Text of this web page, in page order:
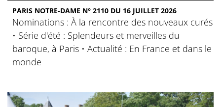
PARIS NOTRE-DAME N° 2110 DU 16 JUILLET 2026
Nominations : À la rencontre des nouveaux curés
• Série d'été : Splendeurs et merveilles du
baroque, à Paris • Actualité : En France et dans le
monde